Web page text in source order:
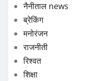
नैनीताल news
ब्रेकिंग
मनोरंजन
राजनीती
रिश्वत
शिक्षा